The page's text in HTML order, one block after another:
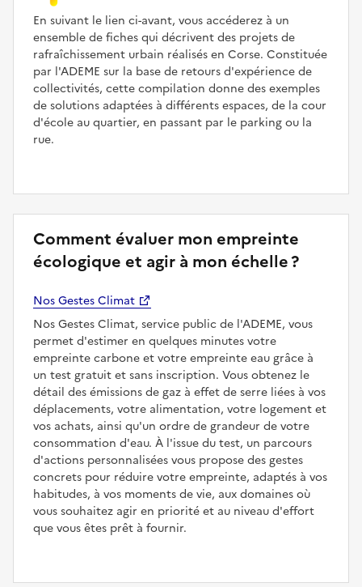
En suivant le lien ci-avant, vous accéderez à un
ensemble de fiches qui décrivent des projets de
rafraîchissement urbain réalisés en Corse. Constituée
par l'ADEME sur la base de retours d'expérience de
collectivités, cette compilation donne des exemples
de solutions adaptées à différents espaces, de la cour
d'école au quartier, en passant par le parking ou la
rue.
Comment évaluer mon empreinte
écologique et agir à mon échelle ?
Nos Gestes Climat
Nos Gestes Climat, service public de l'ADEME, vous
permet d'estimer en quelques minutes votre
empreinte carbone et votre empreinte eau grâce à
un test gratuit et sans inscription. Vous obtenez le
détail des émissions de gaz à effet de serre liées à vos
déplacements, votre alimentation, votre logement et
vos achats, ainsi qu'un ordre de grandeur de votre
consommation d'eau. À l'issue du test, un parcours
d'actions personnalisées vous propose des gestes
concrets pour réduire votre empreinte, adaptés à vos
habitudes, à vos moments de vie, aux domaines où
vous souhaitez agir en priorité et au niveau d'effort
que vous êtes prêt à fournir.